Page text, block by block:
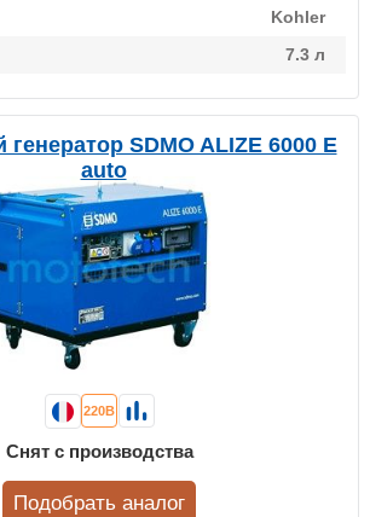
Kohler
7.3 л
SDMO ALIZE 6000 E
auto
220В
Снят с производства
Подобрать аналог